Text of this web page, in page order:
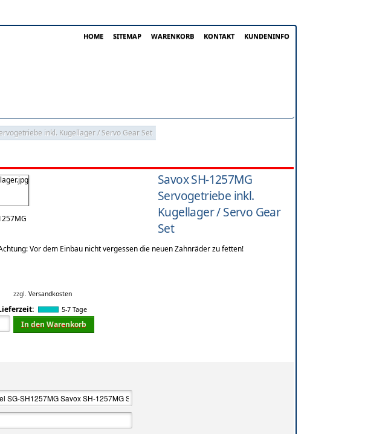
HOME SITEMAP WARENKORB KONTAKT KUNDENINFO
inkl. Kugellager / Servo Gear Set
Savox SH-1257MG
Servogetriebe inkl.
Kugellager / Servo Gear
Set
Vor dem Einbau nicht vergessen die neuen Zahnräder zu fetten!
zzgl. Versandkosten
5-7 Tage
In den Warenkorb